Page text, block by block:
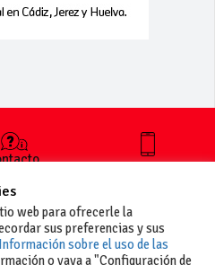
un
+34 627 35
web para ofrecerle la
sus preferencias y sus
Información sobre el uso de las
o vaya a "Configuración de